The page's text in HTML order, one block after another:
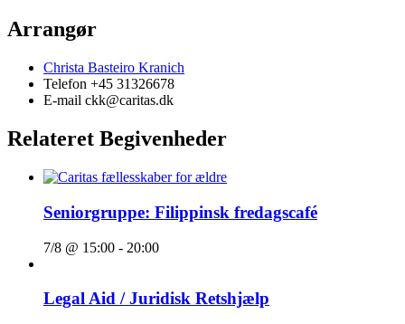
Arrangør
Christa Basteiro Kranich
Telefon +45 31326678
E-mail ckk@caritas.dk
Relateret Begivenheder
Seniorgruppe: Filippinsk fredagscafé
7/8 @ 15:00 - 20:00
Legal Aid / Juridisk Retshjælp